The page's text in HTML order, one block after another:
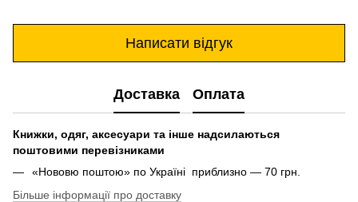
Написати відгук
Доставка Оплата
Книжки, одяг, аксесуари та інше надсилаються
поштовими перевізниками
«Нововю поштою» по Україні приблизно — 70 грн.
Більше інформації про доставку